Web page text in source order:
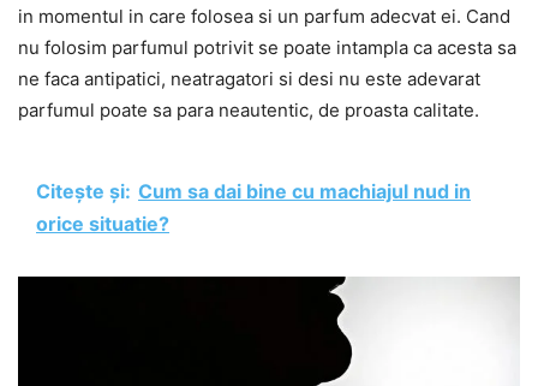
in momentul in care folosea si un parfum adecvat ei. Cand
nu folosim parfumul potrivit se poate intampla ca acesta sa
ne faca antipatici, neatragatori si desi nu este adevarat
parfumul poate sa para neautentic, de proasta calitate.
Citește și: Cum sa dai bine cu machiajul nud in
orice situatie?